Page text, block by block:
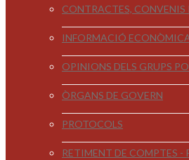
CONTRACTES, CONVENIS
INFORMACIÓ
OPINIONS DELS GRUPS
ÒRGANS DE GOVERN
PROTOCOLS
RETIMENT DE COMPTES -